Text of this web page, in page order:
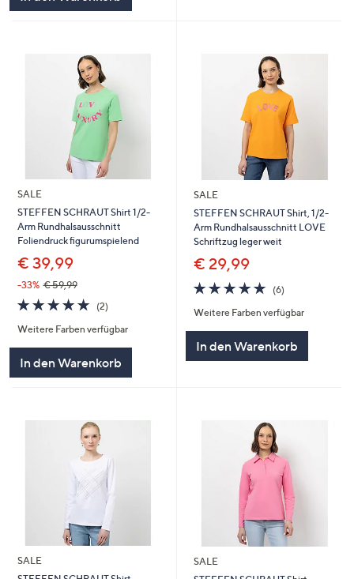
SALE
STEFFEN SCHRAUT Shirt 1/2-
Arm Rundhalsausschnitt
Foliendruck figurumspielend
€ 39,99
-33% € 59,99
5.0
von
5
(2)
Weitere Farben verfügbar
In den Warenkorb
SALE
STEFFEN SCHRAUT Shirt, 1/2-
Arm Rundhalsausschnitt LOVE
Schriftzug leger weit
€ 29,99
5.0
von
5
(6)
Weitere Farben verfügbar
In den Warenkorb
SALE
SALE